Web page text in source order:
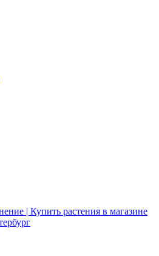
| Купить растения в магазине